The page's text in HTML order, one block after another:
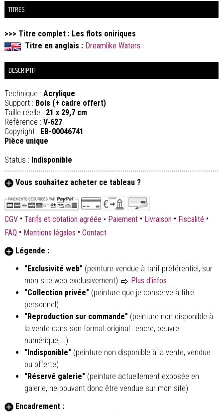
TITRES
>>> Titre complet : Les flots oniriques
Titre en anglais : Dreamlike Waters
DESCRIPTIF
Technique : Acrylique
Support : Bois (+ cadre offert)
Taille réelle : 21 x 29,7 cm
Référence : V-627
Copyright : EB-00046741
Pièce unique
Status : Indisponible
Vous souhaitez acheter ce tableau ?
CGV • Tarifs et cotation agréée • Paiement • Livraison • Fiscalité •
FAQ • Mentions légales • Contact
Légende :
"Exclusivité web" (peinture vendue à tarif préférentiel, sur
mon site web exclusivement)
Plus d'infos
"Collection privée" (peinture que je conserve à titre
personnel)
"Reproduction sur commande" (peinture non disponible à
la vente dans son format original : encre, oeuvre
numérique,...)
"Indisponible" (peinture non disponible à la vente, vendue
ou offerte)
"Réservé galerie" (peinture actuellement exposée en
galerie, ne pouvant donc être vendue sur mon site)
Encadrement :